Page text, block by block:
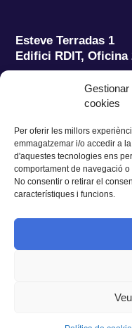
Gestionar
cookies
Per oferir les millors
emmagatzemar i/o accedir a
d'aquestes tecnologies ens
comportament de navegació
No consentir o retirar el
característiques i funcions.
Esteve Terradas 1
Edifici RDIT, Oficina
Parc Mediterrani
del Baix Llobregat –
Tel.:+34 93 280 2088
Fax:+34 93 280 6395
E-mail:
CONTACTE